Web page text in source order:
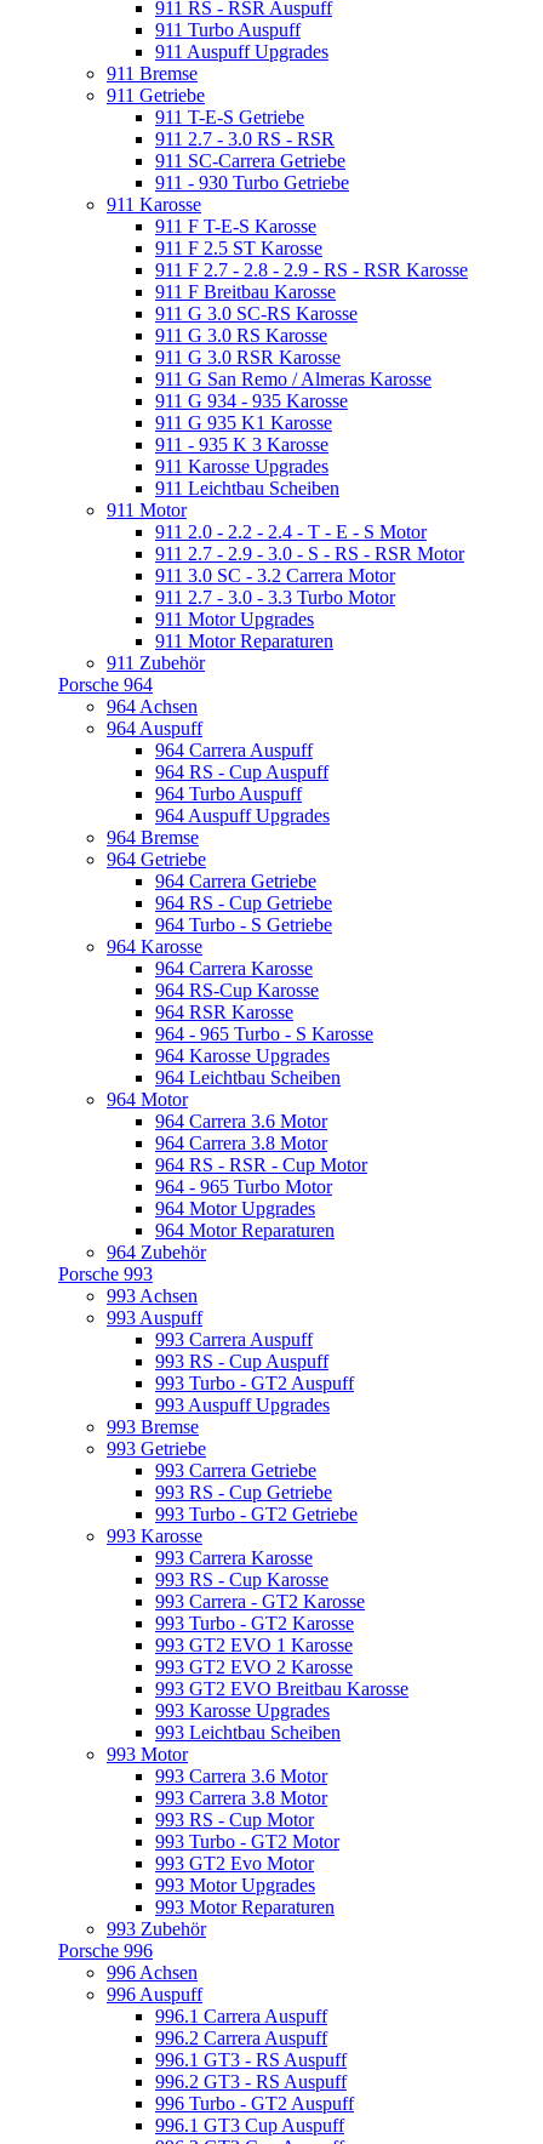
911 RS - RSR Auspuff
911 Turbo Auspuff
911 Auspuff Upgrades
911 Bremse
911 Getriebe
911 T-E-S Getriebe
911 2.7 - 3.0 RS - RSR
911 SC-Carrera Getriebe
911 - 930 Turbo Getriebe
911 Karosse
911 F T-E-S Karosse
911 F 2.5 ST Karosse
911 F 2.7 - 2.8 - 2.9 - RS - RSR Karosse
911 F Breitbau Karosse
911 G 3.0 SC-RS Karosse
911 G 3.0 RS Karosse
911 G 3.0 RSR Karosse
911 G San Remo / Almeras Karosse
911 G 934 - 935 Karosse
911 G 935 K1 Karosse
911 - 935 K 3 Karosse
911 Karosse Upgrades
911 Leichtbau Scheiben
911 Motor
911 2.0 - 2.2 - 2.4 - T - E - S Motor
911 2.7 - 2.9 - 3.0 - S - RS - RSR Motor
911 3.0 SC - 3.2 Carrera Motor
911 2.7 - 3.0 - 3.3 Turbo Motor
911 Motor Upgrades
911 Motor Reparaturen
911 Zubehör
Porsche 964
964 Achsen
964 Auspuff
964 Carrera Auspuff
964 RS - Cup Auspuff
964 Turbo Auspuff
964 Auspuff Upgrades
964 Bremse
964 Getriebe
964 Carrera Getriebe
964 RS - Cup Getriebe
964 Turbo - S Getriebe
964 Karosse
964 Carrera Karosse
964 RS-Cup Karosse
964 RSR Karosse
964 - 965 Turbo - S Karosse
964 Karosse Upgrades
964 Leichtbau Scheiben
964 Motor
964 Carrera 3.6 Motor
964 Carrera 3.8 Motor
964 RS - RSR - Cup Motor
964 - 965 Turbo Motor
964 Motor Upgrades
964 Motor Reparaturen
964 Zubehör
Porsche 993
993 Achsen
993 Auspuff
993 Carrera Auspuff
993 RS - Cup Auspuff
993 Turbo - GT2 Auspuff
993 Auspuff Upgrades
993 Bremse
993 Getriebe
993 Carrera Getriebe
993 RS - Cup Getriebe
993 Turbo - GT2 Getriebe
993 Karosse
993 Carrera Karosse
993 RS - Cup Karosse
993 Carrera - GT2 Karosse
993 Turbo - GT2 Karosse
993 GT2 EVO 1 Karosse
993 GT2 EVO 2 Karosse
993 GT2 EVO Breitbau Karosse
993 Karosse Upgrades
993 Leichtbau Scheiben
993 Motor
993 Carrera 3.6 Motor
993 Carrera 3.8 Motor
993 RS - Cup Motor
993 Turbo - GT2 Motor
993 GT2 Evo Motor
993 Motor Upgrades
993 Motor Reparaturen
993 Zubehör
Porsche 996
996 Achsen
996 Auspuff
996.1 Carrera Auspuff
996.2 Carrera Auspuff
996.1 GT3 - RS Auspuff
996.2 GT3 - RS Auspuff
996 Turbo - GT2 Auspuff
996.1 GT3 Cup Auspuff